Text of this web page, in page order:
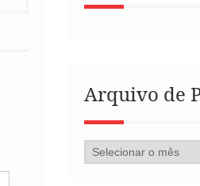
Arquivo de
Arquivo